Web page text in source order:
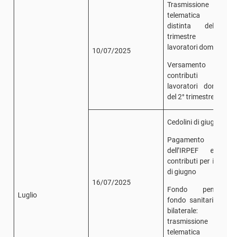
Luglio
10/07/2025
Trasmissione
telematica
distinta del
trimestre
lavoratori
Versamento
contributi
lavoratori
del 2° trimestre
16/07/2025
Cedolini di giugno
Pagamento
dell’IRPEF e
contributi per il
di giugno
Fondo
fondo sanitario/
bilaterale:
trasmissione
telematica